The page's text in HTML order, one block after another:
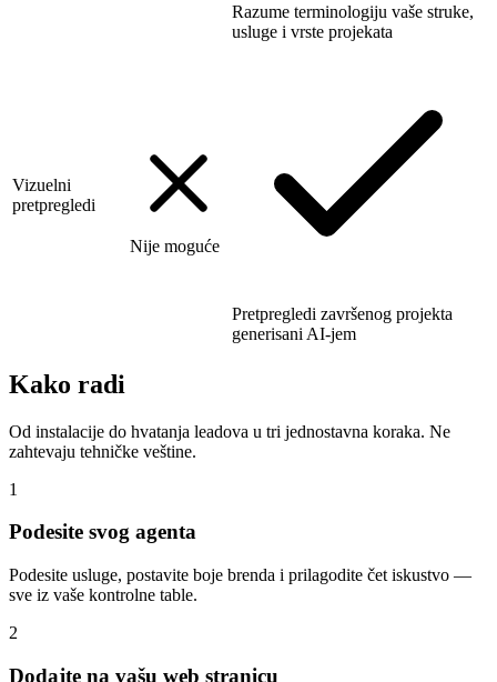
Razume terminologiju vaše struke,
usluge i vrste projekata
Vizuelni
pretpregledi
Nije moguće
Pretpregledi završenog projekta
generisani AI-jem
Kako radi
Od instalacije do hvatanja leadova u tri jednostavna koraka. Ne
zahtevaju tehničke veštine.
1
Podesite svog agenta
Podesite usluge, postavite boje brenda i prilagodite čet iskustvo —
sve iz vaše kontrolne table.
2
Dodajte na vašu web stranicu